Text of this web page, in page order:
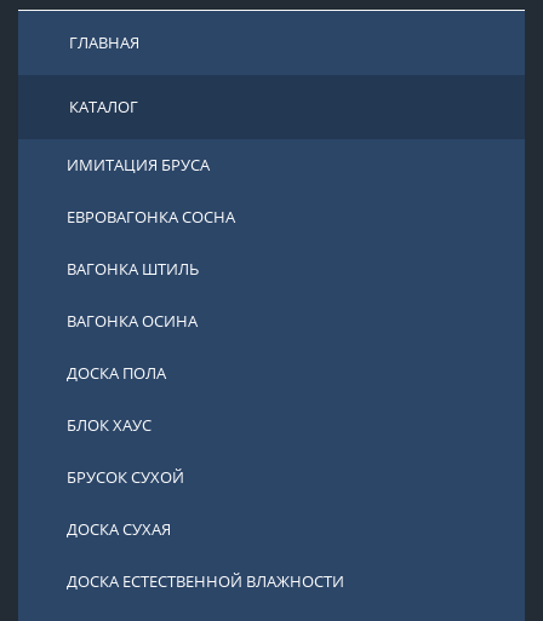
ГЛАВНАЯ
КАТАЛОГ
ИМИТАЦИЯ БРУСА
ЕВРОВАГОНКА СОСНА
ВАГОНКА ШТИЛЬ
ВАГОНКА ОСИНА
ДОСКА ПОЛА
БЛОК ХАУС
БРУСОК СУХОЙ
ДОСКА СУХАЯ
ДОСКА ЕСТЕСТВЕННОЙ ВЛАЖНОСТИ